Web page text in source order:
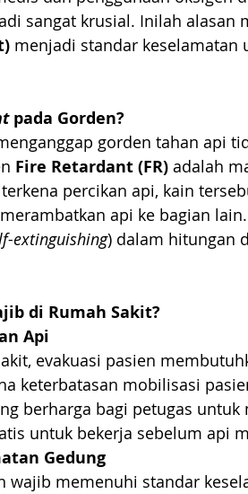
sangat krusial. Inilah alasan
menjadi standar keselamatan
pada Gorden?
gorden tahan api
Fire Retardant (FR) adalah
percikan api, kain
api ke bagian
extinguishing) dalam hitungan
di Rumah Sakit?
Api
evakuasi pasien
keterbatasan mobilisasi
berharga bagi petugas untuk
untuk bekerja sebelum api
Gedung
wajib memenuhi standar